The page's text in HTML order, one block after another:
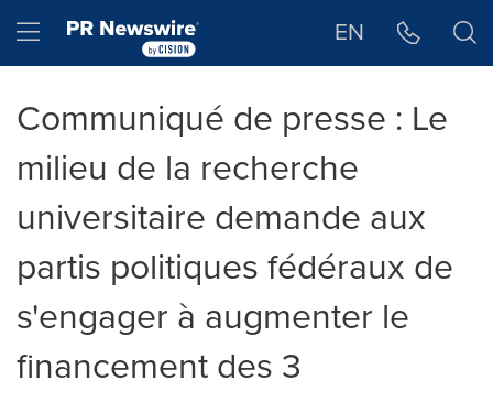
Hamburger menu EN
Communiqué de presse : Le
milieu de la recherche
universitaire demande aux
partis politiques fédéraux de
s'engager à augmenter le
financement des 3